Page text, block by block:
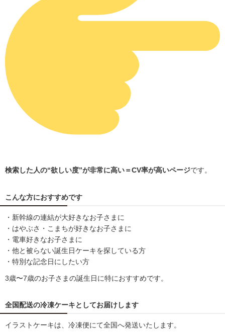
検索した人の“欲しい度”が非常に高い＝CV率が高いページです。
こんな方におすすめです
・新幹線の連結が大好きなお子さまに
・はやぶさ・こまちが好きなお子さまに
・電車好きなお子さまに
・他と被らない誕生日ケーキを探している方
・特別な記念日にしたい方
3歳〜7歳のお子さまの誕生日に特におすすめです。
全国配送の冷凍ケーキとしてお届けします
イラストケーキは、冷凍便にて全国へ発送いたします。